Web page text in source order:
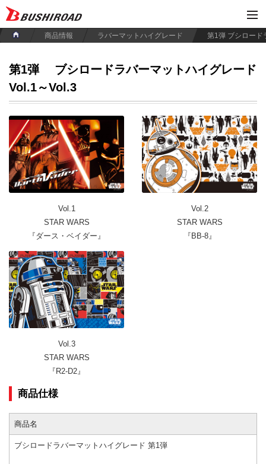
商品情報 ラバーマットハイグレード
第1弾
ブシロードラバーマットハイグレード
Vol.1～Vol.3
Vol.1
STAR WARS
『ダース・ベイダー』
Vol.2
STAR WARS
『BB-8』
Vol.3
STAR WARS
『R2-D2』
商品仕様
商品名
ブシロードラバーマットハイグレード 第1弾